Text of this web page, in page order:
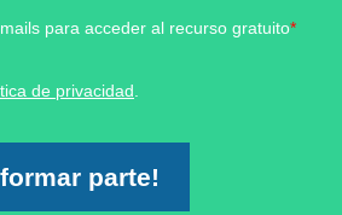
para acceder al recurso gratuito*
de privacidad
parte!